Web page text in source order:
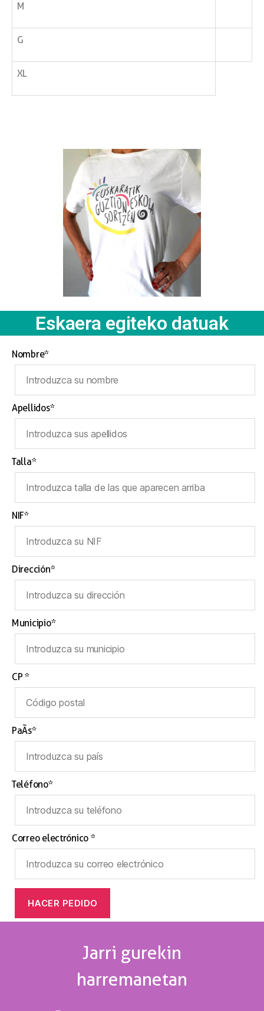
M
G
XL
Eskaera egiteko datuak
Nombre*
Apellidos*
Talla*
NIF*
Dirección*
Municipio*
CP *
PaÃ­s*
Teléfono*
Correo electrónico *
Jarri gurekin
harremanetan